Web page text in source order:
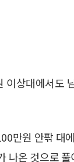
상대에서도
만원 안팎 대
나온 것으로